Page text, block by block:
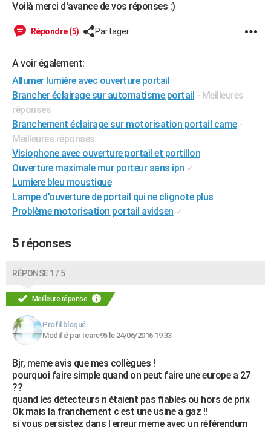
Voilà merci d'avance de vos réponses :)
Répondre (5) Partager
A voir également:
Allumer lumière avec ouverture portail
Brancher éclairage sur automatisme portail - Meilleures
réponses
Branchement éclairage sur motorisation portail came -
Meilleures réponses
Visiophone avec ouverture portail et portillon
Ouverture maximale mur porteur sans ipn ✓
Lumiere bleu moustique
Lampe d'ouverture de portail qui ne clignote plus
Problème motorisation portail avidsen ✓
5 réponses
RÉPONSE 1 / 5
Meilleure réponse
Profil bloqué
Modifié par Icare95 le 24/06/2016 19:33
Bjr, meme avis que mes collègues !
pourquoi faire simple quand on peut faire une europe a 27
??
quand les détecteurs n étaient pas fiables ou hors de prix
Ok mais la franchement c est une usine a gaz !!
si vous persistez dans l erreur meme avec un référendum